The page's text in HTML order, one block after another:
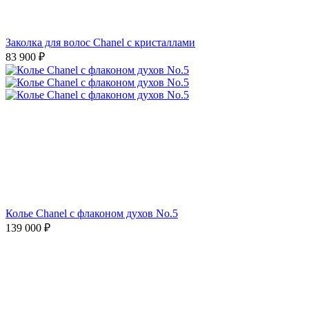
Заколка для волос Chanel с кристаллами
83 900 ₽
Колье Chanel с флаконом духов No.5
139 000 ₽